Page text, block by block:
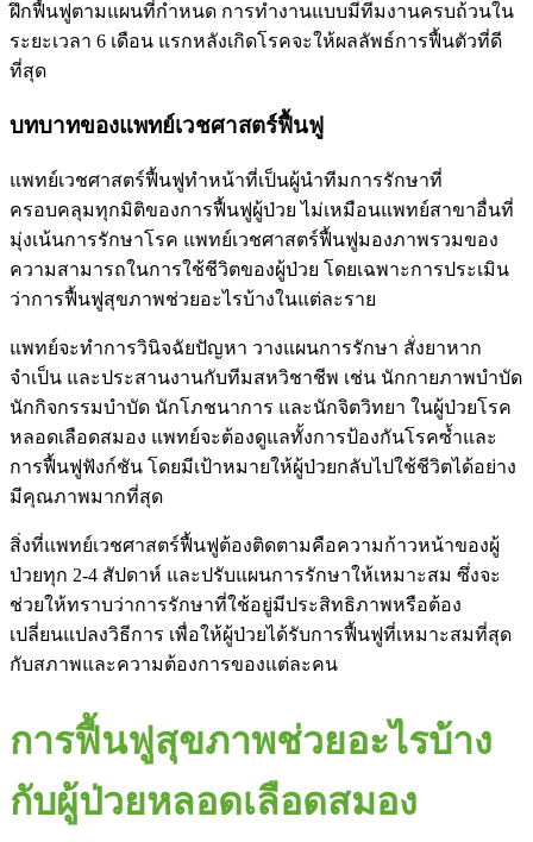
ฝึกฟื้นฟูตามแผนที่กำหนด การทำงานแบบมีทีมงานครบถ้วนใน
ระยะเวลา 6 เดือน แรกหลังเกิดโรคจะให้ผลลัพธ์การฟื้นตัวที่ดี
ที่สุด
บทบาทของแพทย์เวชศาสตร์ฟื้นฟู
แพทย์เวชศาสตร์ฟื้นฟูทำหน้าที่เป็นผู้นำทีมการรักษาที่
ครอบคลุมทุกมิติของการฟื้นฟูผู้ป่วย ไม่เหมือนแพทย์สาขาอื่นที่
มุ่งเน้นการรักษาโรค แพทย์เวชศาสตร์ฟื้นฟูมองภาพรวมของ
ความสามารถในการใช้ชีวิตของผู้ป่วย โดยเฉพาะการประเมิน
ว่าการฟื้นฟูสุขภาพช่วยอะไรบ้างในแต่ละราย
แพทย์จะทำการวินิจฉัยปัญหา วางแผนการรักษา สั่งยาหาก
จำเป็น และประสานงานกับทีมสหวิชาชีพ เช่น นักกายภาพบำบัด
นักกิจกรรมบำบัด นักโภชนาการ และนักจิตวิทยา ในผู้ป่วยโรค
หลอดเลือดสมอง แพทย์จะต้องดูแลทั้งการป้องกันโรคซ้ำและ
การฟื้นฟูฟังก์ชัน โดยมีเป้าหมายให้ผู้ป่วยกลับไปใช้ชีวิตได้อย่าง
มีคุณภาพมากที่สุด
สิ่งที่แพทย์เวชศาสตร์ฟื้นฟูต้องติดตามคือความก้าวหน้าของผู้
ป่วยทุก 2-4 สัปดาห์ และปรับแผนการรักษาให้เหมาะสม ซึ่งจะ
ช่วยให้ทราบว่าการรักษาที่ใช้อยู่มีประสิทธิภาพหรือต้อง
เปลี่ยนแปลงวิธีการ เพื่อให้ผู้ป่วยได้รับการฟื้นฟูที่เหมาะสมที่สุด
กับสภาพและความต้องการของแต่ละคน
การฟื้นฟูสุขภาพช่วยอะไรบ้าง
กับผู้ป่วยหลอดเลือดสมอง